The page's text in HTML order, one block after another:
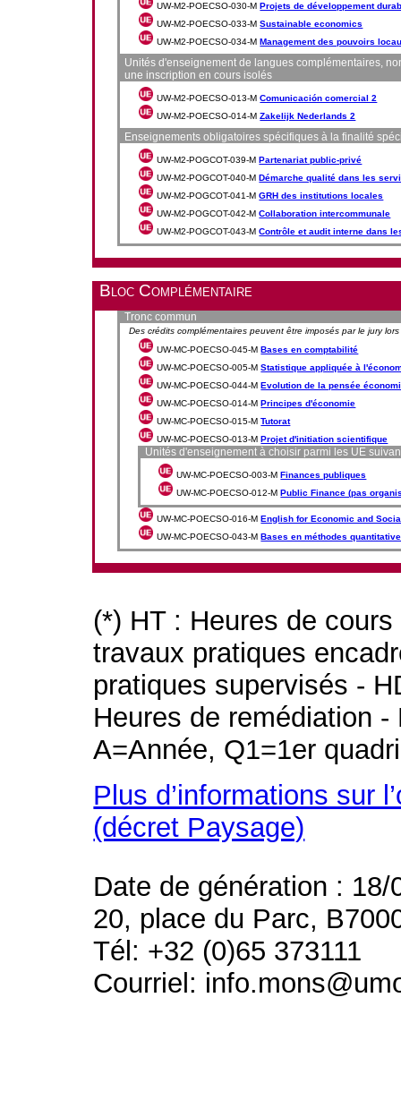
UW-M2-POECSO-030-MProjets de développement
UW-M2-POECSO-033-MSustainable economics
UW-M2-POECSO-034-MManagement des pouvoirs
Unités d'enseignement de langues complémentaires,
une inscription en cours isolés
UW-M2-POECSO-013-MComunicación comercial 2
UW-M2-POECSO-014-MZakelijk Nederlands 2
Enseignements obligatoires spécifiques à la finalité
UW-M2-POGCOT-039-MPartenariat public-privé
UW-M2-POGCOT-040-MDémarche qualité dans les
UW-M2-POGCOT-041-MGRH des institutions locales
UW-M2-POGCOT-042-MCollaboration intercommunale
UW-M2-POGCOT-043-MContrôle et audit interne dans
Bloc Complémentaire
Tronc commun
Des crédits complémentaires peuvent être imposés par le jury
UW-MC-POECSO-045-MBases en comptabilité
UW-MC-POECSO-005-MStatistique appliquée à
UW-MC-POECSO-044-MEvolution de la pensée
UW-MC-POECSO-014-MPrincipes d'économie
UW-MC-POECSO-015-MTutorat
UW-MC-POECSO-013-MProjet d'initiation scientifique
Unités d'enseignement à choisir parmi les UE
UW-MC-POECSO-003-MFinances publiques
UW-MC-POECSO-012-MPublic Finance (pas
UW-MC-POECSO-016-MEnglish for Economic and
UW-MC-POECSO-043-MBases en méthodes
(*) HT : Heures de
travaux pratiques
pratiques supervisés -
Heures de remédiation
A=Année, Q1=1er
Plus d’informations sur
(décret Paysage)
Date de génération : 18/
20, place du Parc,
Tél: +32 (0)65 373111
Courriel: